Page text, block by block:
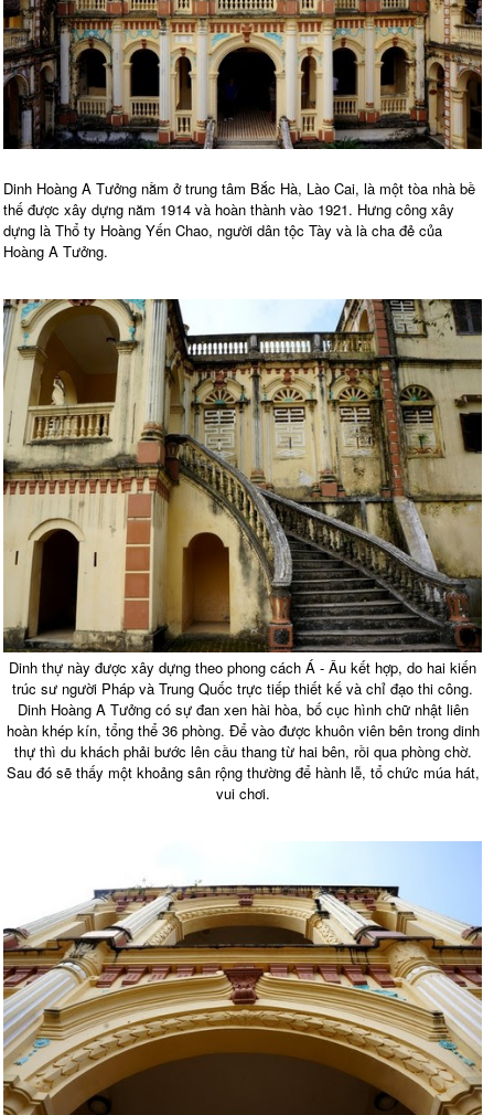
Dinh Hoàng A Tưởng nằm ở trung tâm Bắc Hà, Lào Cai, là một tòa nhà bề
thế được xây dựng năm 1914 và hoàn thành vào 1921. Hưng công xây
dựng là Thổ ty Hoàng Yến Chao, người dân tộc Tày và là cha đẻ của
Hoàng A Tưởng.
Dinh thự này được xây dựng theo phong cách Á - Âu kết hợp, do hai kiến
trúc sư người Pháp và Trung Quốc trực tiếp thiết kế và chỉ đạo thi công.
Dinh Hoàng A Tưởng có sự đan xen hài hòa, bố cục hình chữ nhật liên
hoàn khép kín, tổng thể 36 phòng. Để vào được khuôn viên bên trong dinh
thự thì du khách phải bước lên cầu thang từ hai bên, rồi qua phòng chờ.
Sau đó sẽ thấy một khoảng sân rộng thường để hành lễ, tổ chức múa hát,
vui chơi.